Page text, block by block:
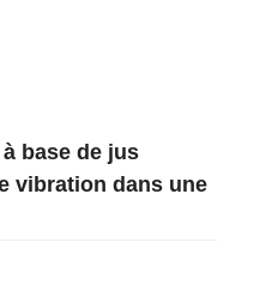
base de jus
vibration dans une